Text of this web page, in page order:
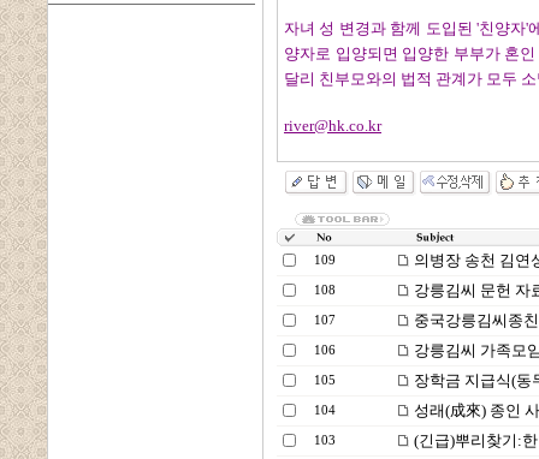
자녀 성 변경과 함께 도입된 '친양자'
양자로 입양되면 입양한 부부가 혼
달리 친부모와의 법적 관계가 모두
river@hk.co.kr
109 의병장 송천 김연
108 강릉김씨 문헌 자
107 중국강릉김씨종
106 강릉김씨 가족모
105 장학금 지급식(동
104 성래(成來) 종인
103 (긴급)뿌리찾기: